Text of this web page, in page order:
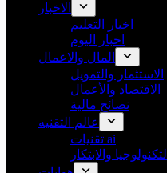
الاخبار
اخبار التعليم
اخبار اليوم
المال والاعمال
الاستثمار والتمويل
الاقتصاد والأعمال
نصائح مالية
عالم التقنيه
تقنيات ai
التكنولوجيا والابتكار